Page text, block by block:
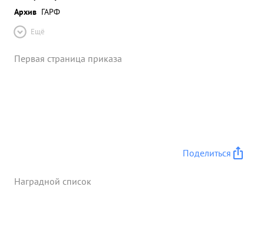
Архив ГАРФ
Ещё
Первая страница приказа
Поделиться
Наградной список